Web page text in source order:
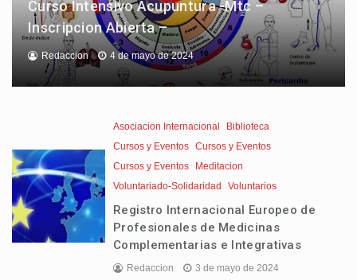
Curso Intensivo Acupuntura -Mtc –
Inscripcion Abierta –
Redaccion 4 de mayo de 2024
Asociacion Internacional
Biblioteca
Cursos y Eventos Cursos y Eventos
Cursos y Eventos
Meditacion
Voluntariado-Solidaridad
Voluntarios
Registro Internacional Europeo de
Profesionales de Medicinas
Complementarias e Integrativas
Redaccion 3 de mayo de 2024